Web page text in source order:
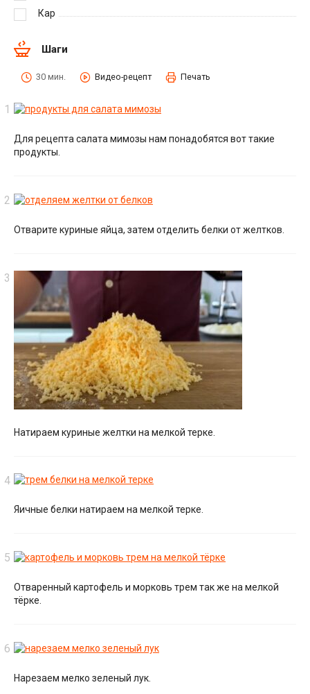
Кар
Шаги
30 мин. Видео-рецепт Печать
Для рецепта салата мимозы нам понадобятся вот такие
продукты.
Отварите куриные яйца, затем отделить белки от желтков.
Натираем куриные желтки на мелкой терке.
Яичные белки натираем на мелкой терке.
Отваренный картофель и морковь трем так же на мелкой
тёрке.
Нарезаем мелко зеленый лук.